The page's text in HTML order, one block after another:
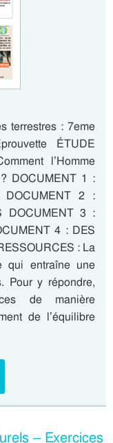
terrestres : 7eme
ÉTUDE
l’Homme
DOCUMENT 1 :
DOCUMENT 2 :
DOCUMENT 3 :
4 : DES
: La
qui entraîne une
Pour y répondre,
de manière
de l’équilibre
– Exercices